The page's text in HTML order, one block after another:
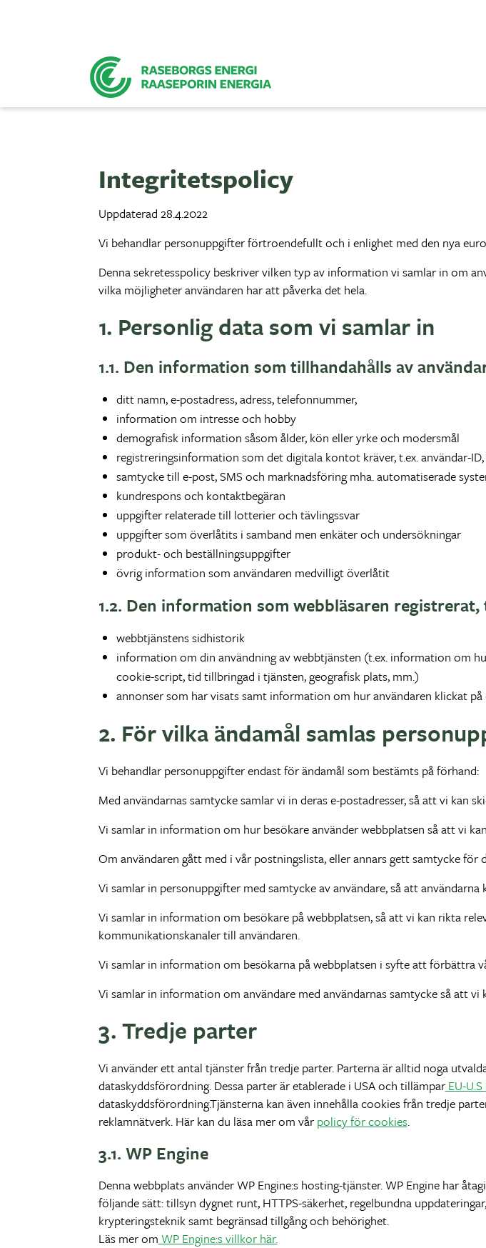
Integritetspolicy
Uppdaterad 28.4.2022
Vi behandlar personuppgifter förtroendefullt och i enlighet med den nya
Denna sekretesspolicy beskriver vilken typ av information vi samlar in om
vilka möjligheter användaren har att påverka det hela.
1. Personlig data som vi samlar in
1.1. Den information som tillhandahålls av
ditt namn, e-postadress, adress, telefonnummer,
information om intresse och hobby
demografisk information såsom ålder, kön eller yrke och modersmål
registreringsinformation som det digitala kontot kräver, t.ex. användar-
samtycke till e-post, SMS och marknadsföring mha. automatiserade
kundrespons och kontaktbegäran
uppgifter relaterade till lotterier och tävlingssvar
uppgifter som överlåtits i samband men enkäter och undersökningar
produkt- och beställningsuppgifter
övrig information som användaren medvilligt överlåtit
1.2. Den information som webbläsaren registrerat,
webbtjänstens sidhistorik
information om din användning av webbtjänsten (t.ex. information om
cookie-script, tid tillbringad i tjänsten, geografisk plats, mm.)
annonser som har visats samt information om hur användaren klickat på
2. För vilka ändamål samlas
Vi behandlar personuppgifter endast för ändamål som bestämts på förhand:
Med användarnas samtycke samlar vi in deras e-postadresser, så att vi
Vi samlar in information om hur besökare använder webbplatsen så att vi
Om användaren gått med i vår postningslista, eller annars gett samtycke
Vi samlar in personuppgifter med samtycke av användare, så att
Vi samlar in information om besökare på webbplatsen, så att vi kan rikta
kommunikationskanaler till användaren.
Vi samlar in information om besökarna på webbplatsen i syfte att förbättra
Vi samlar in information om användare med användarnas samtycke så att vi
3. Tredje parter
Vi använder ett antal tjänster från tredje parter. Parterna är alltid noga
dataskyddsförordning. Dessa parter är etablerade i USA och tillämparEU-U.S
dataskyddsförordning.Tjänsterna kan även innehålla cookies från tredje
reklamnätverk. Här kan du läsa mer om vårpolicy för cookies.
3.1. WP Engine
Denna webbplats använder WP Engine:s hosting-tjänster. WP Engine har
följande sätt: tillsyn dygnet runt, HTTPS-säkerhet, regelbundna
krypteringsteknik samt begränsad tillgång och behörighet.
Läs mer om WP Engine:s villkor här.